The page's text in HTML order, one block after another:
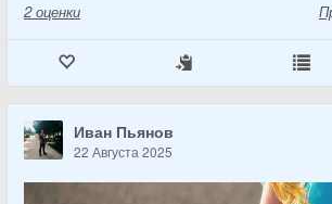
2 оценки
Иван Пьянов
22 Августа 2025